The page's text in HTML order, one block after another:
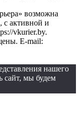
возможна
с активной и
vkurier.by.
E-mail:
нашего
сайт, мы будем